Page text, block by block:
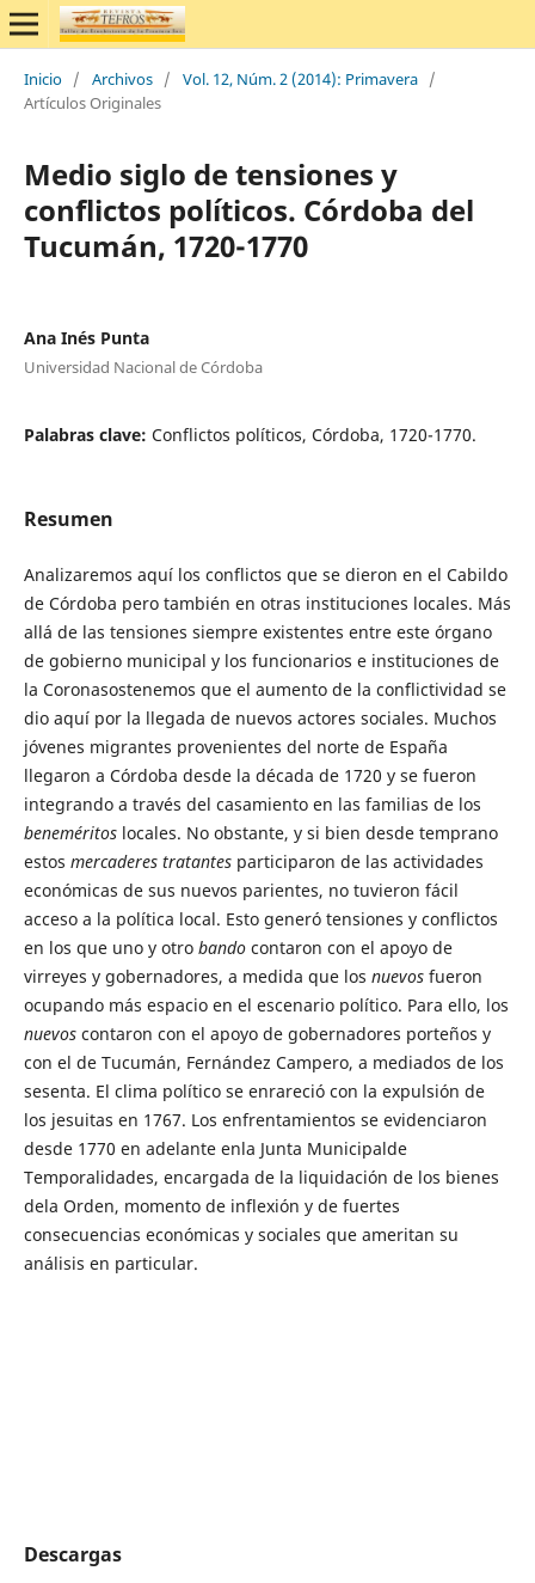
Inicio / Archivos / Vol. 12, Núm. 2 (2014): Primavera /
Artículos Originales
Medio siglo de tensiones y
conflictos políticos. Córdoba del
Tucumán, 1720-1770
Ana Inés Punta
Universidad Nacional de Córdoba
Palabras clave: Conflictos políticos, Córdoba, 1720-1770.
Resumen
Analizaremos aquí los conflictos que se dieron en el Cabildo
de Córdoba pero también en otras instituciones locales. Más
allá de las tensiones siempre existentes entre este órgano
de gobierno municipal y los funcionarios e instituciones de
la Coronasostenemos que el aumento de la conflictividad se
dio aquí por la llegada de nuevos actores sociales. Muchos
jóvenes migrantes provenientes del norte de España
llegaron a Córdoba desde la década de 1720 y se fueron
integrando a través del casamiento en las familias de los
beneméritoslocales. No obstante, y si bien desde temprano
estos mercaderes tratantesparticiparon de las actividades
económicas de sus nuevos parientes, no tuvieron fácil
acceso a la política local. Esto generó tensiones y conflictos
en los que uno y otro bandocontaron con el apoyo de
virreyes y gobernadores, a medida que los nuevosfueron
ocupando más espacio en el escenario político. Para ello, los
nuevos contaron con el apoyo de gobernadores porteños y
con el de Tucumán, Fernández Campero, a mediados de los
sesenta. El clima político se enrareció con la expulsión de
los jesuitas en 1767. Los enfrentamientos se evidenciaron
desde 1770 en adelante enla Junta Municipalde
Temporalidades, encargada de la liquidación de los bienes
dela Orden, momento de inflexión y de fuertes
consecuencias económicas y sociales que ameritan su
análisis en particular.
Descargas